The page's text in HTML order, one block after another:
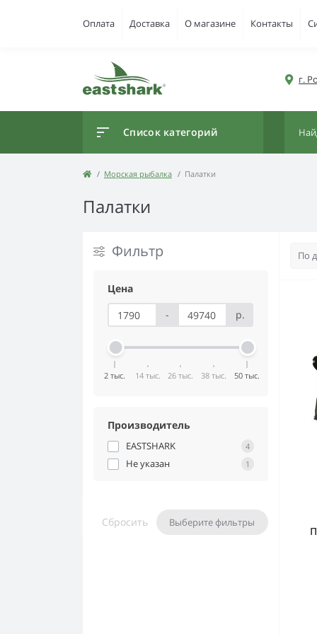
Оплата Доставка О магазине Контакты
г.
Список категорий
Морская рыбалка Палатки
Палатки
Фильтр
Цена
-
р.
2 тыс. 14 тыс. 26 тыс. 38 тыс. 50 тыс.
Производитель
EASTSHARK 4
Не указан 1
Сбросить Выберите фильтры